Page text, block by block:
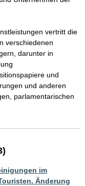
vertritt die
verschiedenen
darunter in
und
und anderen
parlamentarischen
im
Änderung